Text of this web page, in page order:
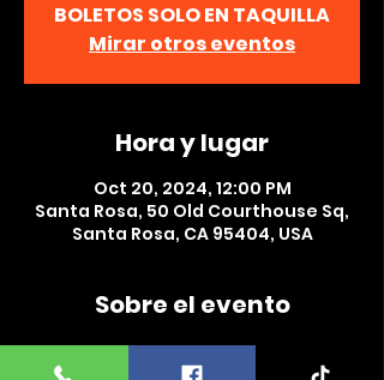
BOLETOS SOLO EN TAQUILLA
Mirar otros eventos
Hora y lugar
Oct 20, 2024, 12:00 PM
Santa Rosa, 50 Old Courthouse Sq,
Santa Rosa, CA 95404, USA
Sobre el evento
FESTIVAL DE LA COSECHA CON TIERRA